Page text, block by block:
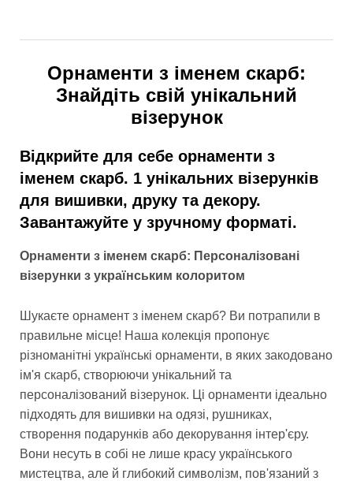
Орнаменти з іменем скарб:
Знайдіть свій унікальний
візерунок
Відкрийте для себе орнаменти з
іменем скарб. 1 унікальних візерунків
для вишивки, друку та декору.
Завантажуйте у зручному форматі.
Орнаменти з іменем скарб: Персоналізовані
візерунки з українським колоритом
Шукаєте орнамент з іменем скарб? Ви потрапили в
правильне місце! Наша колекція пропонує
різноманітні українські орнаменти, в яких закодовано
ім'я скарб, створюючи унікальний та
персоналізований візерунок. Ці орнаменти ідеально
підходять для вишивки на одязі, рушниках,
створення подарунків або декорування інтер'єру.
Вони несуть в собі не лише красу українського
мистецтва, але й глибокий символізм, пов'язаний з